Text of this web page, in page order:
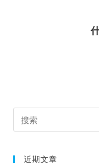
近期文章